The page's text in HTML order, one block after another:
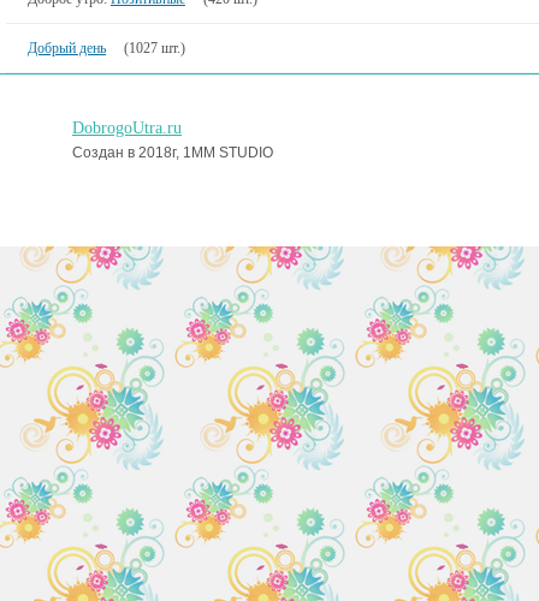
Добрый день (1027 шт.)
DobrogoUtra.ru
Создан в 2018г, 1MM STUDIO